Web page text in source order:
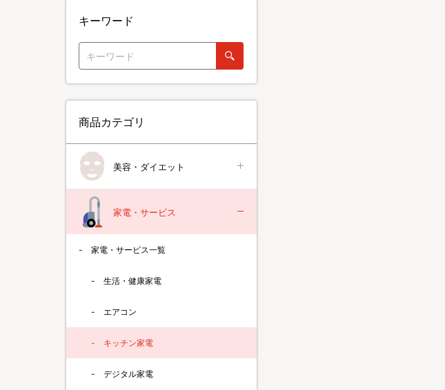
キーワード
商品カテゴリ
美容・ダイエット
家電・サービス
家電・サービス一覧
生活・健康家電
エアコン
キッチン家電
デジタル家電